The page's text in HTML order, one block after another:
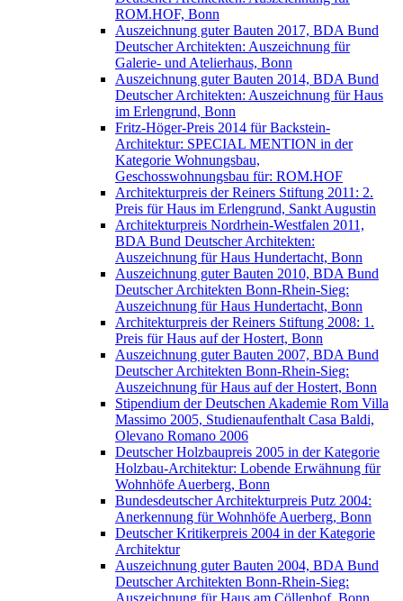
ROM.HOF, Bonn
Auszeichnung guter Bauten 2017, BDA Bund
Deutscher Architekten: Auszeichnung für
Galerie- und Atelierhaus, Bonn
Auszeichnung guter Bauten 2014, BDA Bund
Deutscher Architekten: Auszeichnung für Haus
im Erlengrund, Bonn
Fritz-Höger-Preis 2014 für Backstein-
Architektur: SPECIAL MENTION in der
Kategorie Wohnungsbau,
Geschosswohnungsbau für: ROM.HOF
Architekturpreis der Reiners Stiftung 2011: 2.
Preis für Haus im Erlengrund, Sankt Augustin
Architekturpreis Nordrhein-Westfalen 2011,
BDA Bund Deutscher Architekten:
Auszeichnung für Haus Hundertacht, Bonn
Auszeichnung guter Bauten 2010, BDA Bund
Deutscher Architekten Bonn-Rhein-Sieg:
Auszeichnung für Haus Hundertacht, Bonn
Architekturpreis der Reiners Stiftung 2008: 1.
Preis für Haus auf der Hostert, Bonn
Auszeichnung guter Bauten 2007, BDA Bund
Deutscher Architekten Bonn-Rhein-Sieg:
Auszeichnung für Haus auf der Hostert, Bonn
Stipendium der Deutschen Akademie Rom Villa
Massimo 2005, Studienaufenthalt Casa Baldi,
Olevano Romano 2006
Deutscher Holzbaupreis 2005 in der Kategorie
Holzbau-Architektur: Lobende Erwähnung für
Wohnhöfe Auerberg, Bonn
Bundesdeutscher Architekturpreis Putz 2004:
Anerkennung für Wohnhöfe Auerberg, Bonn
Deutscher Kritikerpreis 2004 in der Kategorie
Architektur
Auszeichnung guter Bauten 2004, BDA Bund
Deutscher Architekten Bonn-Rhein-Sieg:
Auszeichnung für Haus am Cöllenhof, Bonn